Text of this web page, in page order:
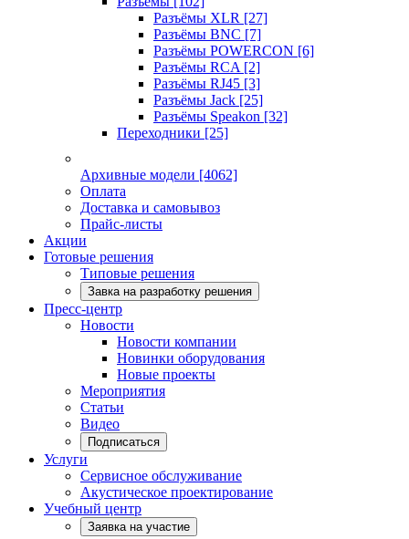
Разъёмы XLR [27]
Разъёмы BNC [7]
Разъёмы POWERCON [6]
Разъёмы RCA [2]
Разъёмы RJ45 [3]
Разъёмы Jack [25]
Разъёмы Speakon [32]
Переходники [25]
Архивные модели [4062]
Оплата
Доставка и самовывоз
Прайс-листы
Акции
Готовые решения
Типовые решения
Завка на разработку решения
Пресс-центр
Новости
Новости компании
Новинки оборудования
Новые проекты
Мероприятия
Статьи
Видео
Подписаться
Услуги
Сервисное обслуживание
Акустическое проектирование
Учебный центр
Заявка на участие